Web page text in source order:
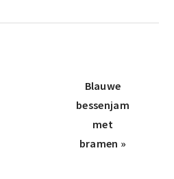
Volgend
bericht:
Blauwe
bessenjam
met
bramen »